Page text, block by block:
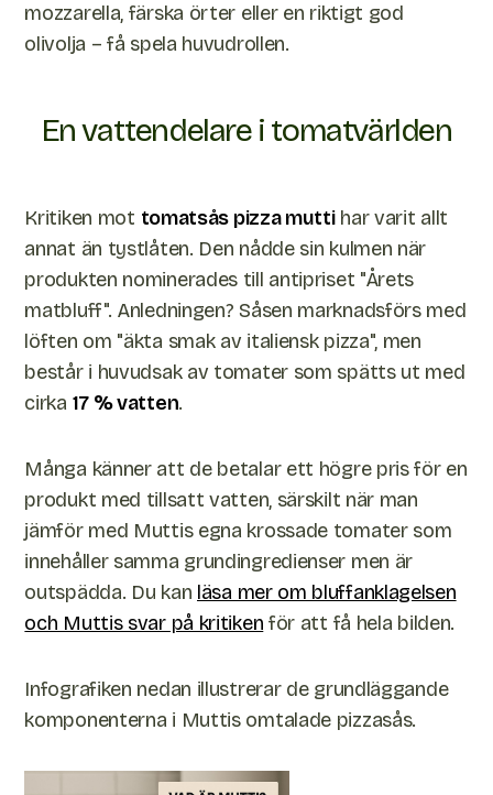
mozzarella, färska örter eller en riktigt god
olivolja – få spela huvudrollen.
En vattendelare i tomatvärlden
Kritiken mot tomatsås pizza muttihar varit allt
annat än tystlåten. Den nådde sin kulmen när
produkten nominerades till antipriset "Årets
matbluff". Anledningen? Såsen marknadsförs med
löften om "äkta smak av italiensk pizza", men
består i huvudsak av tomater som spätts ut med
cirka 17 % vatten.
Många känner att de betalar ett högre pris för en
produkt med tillsatt vatten, särskilt när man
jämför med Muttis egna krossade tomater som
innehåller samma grundingredienser men är
outspädda. Du kan läsa mer om bluffanklagelsen
och Muttis svar på kritiken för att få hela bilden.
Infografiken nedan illustrerar de grundläggande
komponenterna i Muttis omtalade pizzasås.